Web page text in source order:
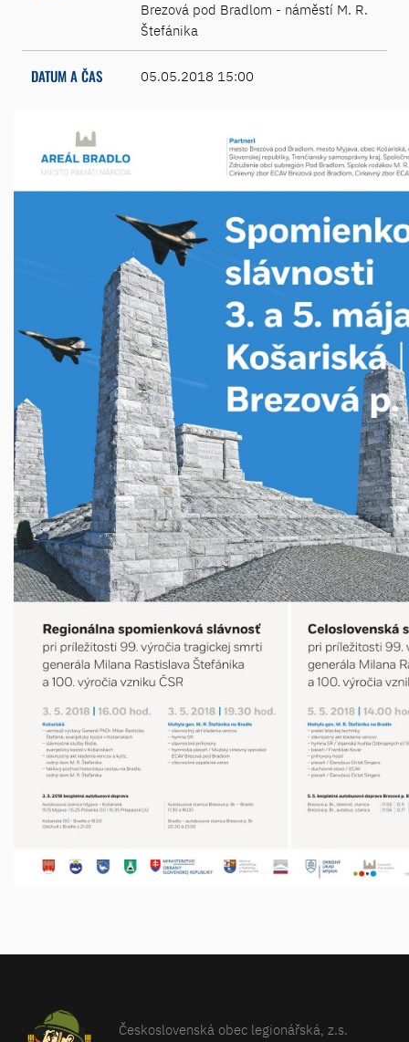
Brezová pod Bradlom - náměstí M. R.
Štefánika
DATUM A ČAS 05.05.2018 15:00
Československá obec legionářská, z.s.